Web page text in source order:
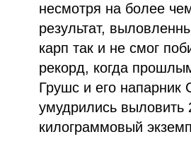
несмотря на более
результат,
карп так и не смог
рекорд, когда
Грушс и его напарник
умудрились выловить
килограммовый